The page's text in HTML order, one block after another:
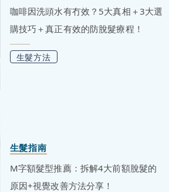
咖啡因洗頭水有冇效？5大真相＋3大選
購技巧＋真正有效的防脫髮療程！
生髮方法
生髮指南
M字額髮型推薦：拆解4大前額脫髮的
原因+視覺改善方法分享！